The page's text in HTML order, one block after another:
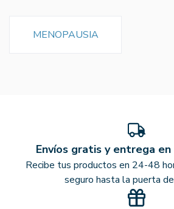
MENOPAUSIA
Envíos gratis y entrega
Recibe tus productos en 24-48
seguro hasta la puerta